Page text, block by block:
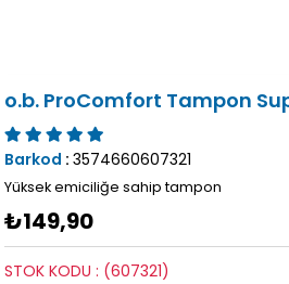
o.b. ProComfort Tampon
Barkod : 3574660607321
Yüksek emiciliğe sahip tampon
₺149,90
(607321)
STOK KODU